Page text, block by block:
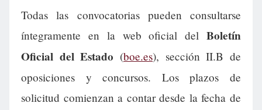
Todas las convocatorias pueden consultarse
íntegramente en la web oficial del Boletín
Oficial del Estado (boe.es), sección II.B de
oposiciones y concursos. Los plazos de
solicitud comienzan a contar desde la fecha de